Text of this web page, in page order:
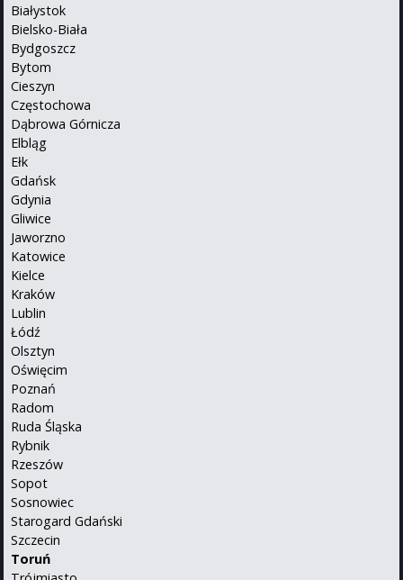
Białystok
Bielsko-Biała
Bydgoszcz
Bytom
Cieszyn
Częstochowa
Dąbrowa Górnicza
Elbląg
Ełk
Gdańsk
Gdynia
Gliwice
Jaworzno
Katowice
Kielce
Kraków
Lublin
Łódź
Olsztyn
Oświęcim
Poznań
Radom
Ruda Śląska
Rybnik
Rzeszów
Sopot
Sosnowiec
Starogard Gdański
Szczecin
Toruń